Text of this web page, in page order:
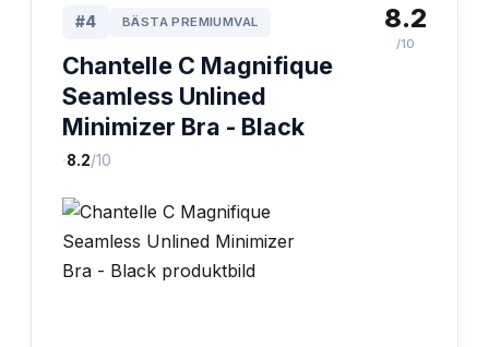
#4 BÄSTA PREMIUMVAL
Chantelle C Magnifique
Seamless Unlined
Minimizer Bra - Black
·8.2/10
8.2
/10